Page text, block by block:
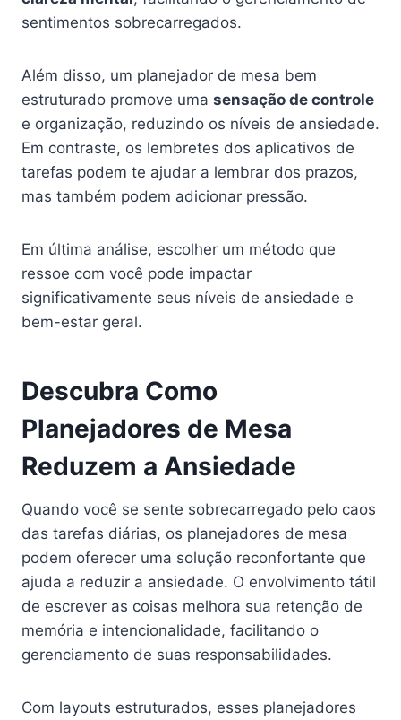
sentimentos sobrecarregados.
Além disso, um planejador de mesa bem
estruturado promove uma sensação de controle
e organização, reduzindo os níveis de ansiedade.
Em contraste, os lembretes dos aplicativos de
tarefas podem te ajudar a lembrar dos prazos,
mas também podem adicionar pressão.
Em última análise, escolher um método que
ressoe com você pode impactar
significativamente seus níveis de ansiedade e
bem-estar geral.
Descubra Como
Planejadores de Mesa
Reduzem a Ansiedade
Quando você se sente sobrecarregado pelo caos
das tarefas diárias, os planejadores de mesa
podem oferecer uma solução reconfortante que
ajuda a reduzir a ansiedade. O envolvimento tátil
de escrever as coisas melhora sua retenção de
memória e intencionalidade, facilitando o
gerenciamento de suas responsabilidades.
Com layouts estruturados, esses planejadores